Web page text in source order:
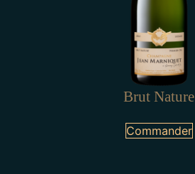
Brut Nature
Commander